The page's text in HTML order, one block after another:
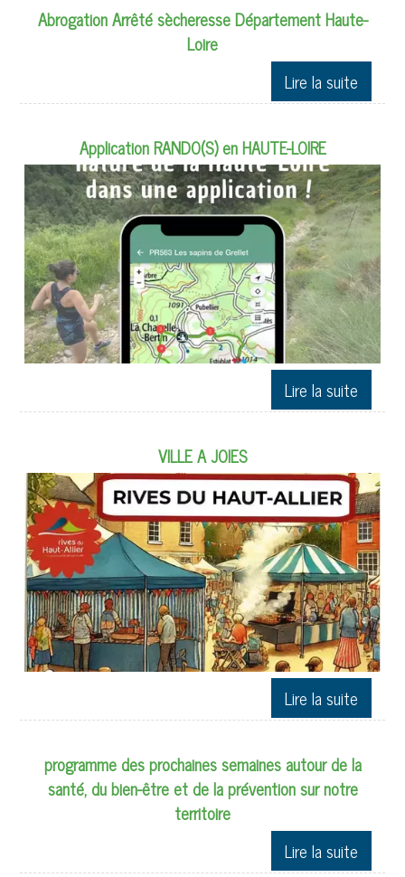
Abrogation Arrêté sècheresse Département Haute-
Loire
Application RANDO(S) en HAUTE-LOIRE
VILLE A JOIES
programme des prochaines semaines autour de la
santé, du bien-être et de la prévention sur notre
territoire